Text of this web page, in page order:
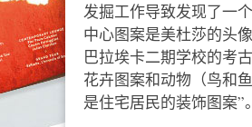
发掘工作导致发现了一
中心图案是美杜莎的头
巴拉埃卡二期学校的考
花卉图案和动物（鸟和
是住宅居民的装饰图案”。